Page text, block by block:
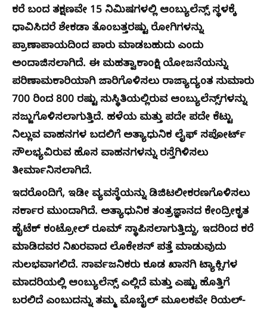
ಕರೆ ಬಂದ ತಕ್ಷಣವೇ 15 ನಿಮಿಷಗಳಲ್ಲಿ ಆಂಬ್ಯುಲೆನ್ಸ್ ಸ್ಥಳಕ್ಕೆ
ಧಾವಿಸಿದರೆ ಶೇಕಡಾ ತೊಂಬತ್ತರಷ್ಟು ರೋಗಿಗಳನ್ನು
ಪ್ರಾಣಾಪಾಯದಿಂದ ಪಾರು ಮಾಡಬಹುದು ಎಂದು
ಅಂದಾಜಿಸಲಾಗಿದೆ. ಈ ಮಹತ್ವಾಕಾಂಕ್ಷಿ ಯೋಜನೆಯನ್ನು
ಪರಿಣಾಮಕಾರಿಯಾಗಿ ಜಾರಿಗೊಳಿಸಲು ರಾಜ್ಯಾದ್ಯಂತ ಸುಮಾರು
700 ರಿಂದ 800 ರಷ್ಟು ಸುಸ್ಥಿತಿಯಲ್ಲಿರುವ ಆಂಬ್ಯುಲೆನ್ಸ್‌ಗಳನ್ನು
ಸಜ್ಜುಗೊಳಿಸಲಾಗುತ್ತಿದೆ. ಹಳೆಯ ಮತ್ತು ಪದೇ ಪದೇ ಕೆಟ್ಟು
ನಿಲ್ಲುವ ವಾಹನಗಳ ಬದಲಿಗೆ ಅತ್ಯಾಧುನಿಕ ಲೈಫ್ ಸಪೋರ್ಟ್
ಸೌಲಭ್ಯವಿರುವ ಹೊಸ ವಾಹನಗಳನ್ನು ರಸ್ತೆಗಿಳಿಸಲು
ತೀರ್ಮಾನಿಸಲಾಗಿದೆ.
ಇದರೊಂದಿಗೆ, ಇಡೀ ವ್ಯವಸ್ಥೆಯನ್ನು ಡಿಜಿಟಲೀಕರಣಗೊಳಿಸಲು
ಸರ್ಕಾರ ಮುಂದಾಗಿದೆ. ಅತ್ಯಾಧುನಿಕ ತಂತ್ರಜ್ಞಾನದ ಕೇಂದ್ರೀಕೃತ
ಹೈಟೆಕ್ ಕಂಟ್ರೋಲ್ ರೂಮ್ ಸ್ಥಾಪಿಸಲಾಗುತ್ತಿದ್ದು, ಇದರಿಂದ ಕರೆ
ಮಾಡಿದವರ ನಿಖರವಾದ ಲೊಕೇಶನ್ ಪತ್ತೆ ಮಾಡುವುದು
ಸುಲಭವಾಗಲಿದೆ. ಸಾರ್ವಜನಿಕರು ಕೂಡ ಖಾಸಗಿ ಟ್ಯಾಕ್ಸಿಗಳ
ಮಾದರಿಯಲ್ಲಿ ಆಂಬ್ಯುಲೆನ್ಸ್ ಎಲ್ಲಿದೆ ಮತ್ತು ಎಷ್ಟು ಹೊತ್ತಿಗೆ
ಬರಲಿದೆ ಎಂಬುದನ್ನು ತಮ್ಮ ಮೊಬೈಲ್ ಮೂಲಕವೇ ರಿಯಲ್-